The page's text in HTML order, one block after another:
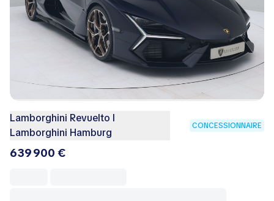
Lamborghini Revuelto I
Lamborghini Hamburg
CONCESSIONNAIRE
639 900 €